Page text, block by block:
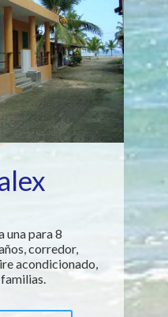
una para 8
corredor,
acondicionado,